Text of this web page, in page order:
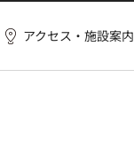
アクセス・施設案内